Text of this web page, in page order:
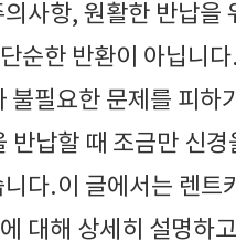
사항, 원활한 반납을
순한 반환이 아닙니
불필요한 문제를 피하
반납할 때 조금만 신
다.이 글에서는 렌트
대해 상세히 설명하